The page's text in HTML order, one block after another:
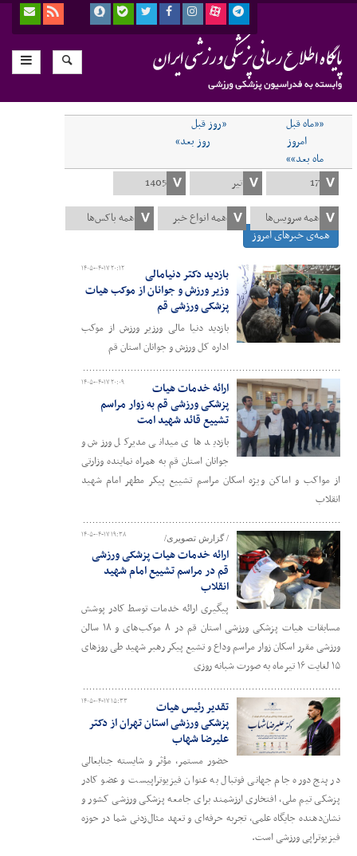
««ماه قبل
«روز قبل
امروز
روز بعد»
ماه بعد»»
همه‌ی خبرهای امروز
۱۴۰۵-۰۴-۱۷ ۲۰:۱۲
بازدید دکتر دنیامالی
وزیر ورزش و جوانان از موکب هیات
پزشکی ورزشی قم
بازدید دنیا مالی ورزیر ورزش از موکب
اداره کل ورزش و جوانان استان قم
۱۴۰۵-۰۴-۱۷ ۲۰:۰۹
ارائه خدمات هیات
پزشکی ورزشی قم به زوار مراسم
تشییع قائد شهید امت
بازدید های میدانی مدیرکل ورزش و
جوانان استان قم به همراه نماینده وزارتی
از مواکب و اماکن ویژه اسکان مراسم تشییع پیکر مطهر امام شهید
انقلاب
۱۴۰۵-۰۴-۱۷ ۱۹:۳۸ / گزارش تصویری/
ارائه خدمات هیات پزشکی ورزشی
قم در مراسم تشییع امام شهید
انقلاب
پیگیری ارائه خدمات توسط کادر پوشش
مسابقات هیات پزشکی ورزشی استان قم در ۸ موکب‌های و ۱۸ سالن
ورزشی مقرر اسکان زوار مراسم وداع و تشیع پیکر رهبر شهید طی روزهای
۱۵ لغایت ۱۶ تیرماه به صورت شبانه روزی
۱۴۰۵-۰۴-۱۷ ۱۵:۳۳
تقدیر رئیس هیات
پزشکی ورزشی استان تهران از دکتر
علیرضا شهاب
حضور مستمر، مؤثر و شایسته جنابعالی
در پنج دوره جام جهانی فوتبال به عنوان فیزیوتراپیست و عضو کادر
پزشکی تیم ملی، افتخاری ارزشمند برای جامعه پزشکی ورزشی کشور و
نشان‌دهنده جایگاه علمی، تجربه حرفه‌ای و تعهد مثال‌زدنی شما در حوزه
فیزیوتراپی ورزشی است.